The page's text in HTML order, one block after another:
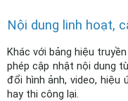
Nội dung linh hoạt,
Khác với bảng hiệu
phép cập nhật nội dung
đổi hình ảnh, video, hiệu
hay thi công lại.